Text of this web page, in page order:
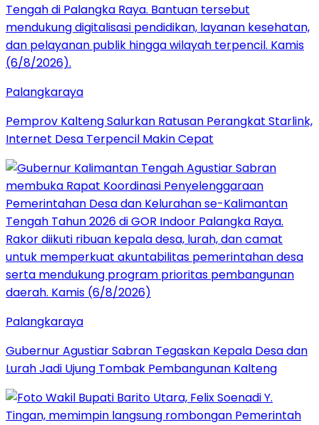
Palangkaraya
Pemprov Kalteng Salurkan Ratusan Perangkat Starlink,
Internet Desa Terpencil Makin Cepat
Palangkaraya
Gubernur Agustiar Sabran Tegaskan Kepala Desa dan
Lurah Jadi Ujung Tombak Pembangunan Kalteng